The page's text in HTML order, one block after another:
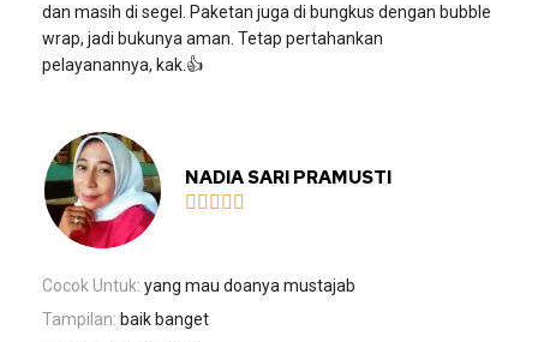
dan masih di segel. Paketan juga di bungkus dengan bubble
wrap, jadi bukunya aman. Tetap pertahankan
pelayanannya, kak.👍
NADIA SARI PRAMUSTI
    
Cocok Untuk: yang mau doanya mustajab
Tampilan: baik banget